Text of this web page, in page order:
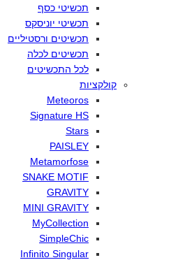
תכשיטי כסף
תכשיטי יוניסקס
תכשיטים ורסטיליים
תכשיטים לכלה
לכל התכשיטים
קולקציות
Meteoros
Signature HS
Stars
PAISLEY
Metamorfose
SNAKE MOTIF
GRAVITY
MINI GRAVITY
MyCollection
SimpleChic
Infinito Singular